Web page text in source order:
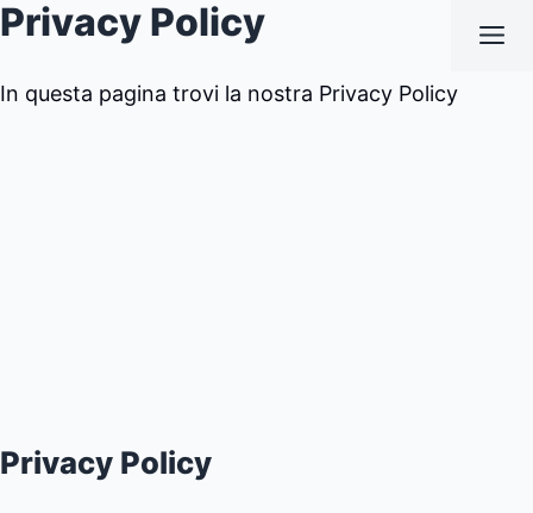
Vai
Privacy Policy
In questa pagina trovi la nostra Privacy Policy
Privacy Policy